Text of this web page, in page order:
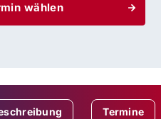
wählen
Termine